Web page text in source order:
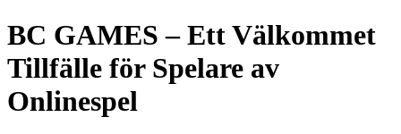
BC GAMES – Ett Välkommet
Tillfälle för Spelare av
Onlinespel